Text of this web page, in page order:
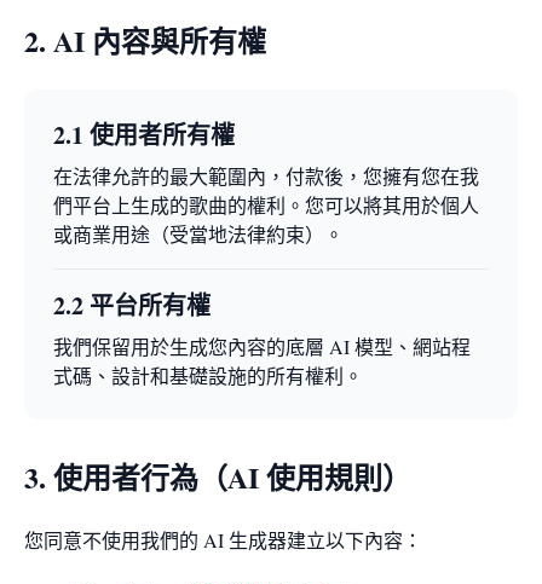
2. AI 內容與所有權
2.1 使用者所有權
在法律允許的最大範圍內，付款後，您擁有您在我
們平台上生成的歌曲的權利。您可以將其用於個人
或商業用途（受當地法律約束）。
2.2 平台所有權
我們保留用於生成您內容的底層 AI 模型、網站程
式碼、設計和基礎設施的所有權利。
3. 使用者行為（AI 使用規則）
您同意不使用我們的 AI 生成器建立以下內容：